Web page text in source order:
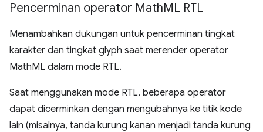
Pencerminan operator MathML RTL
Menambahkan dukungan untuk pencerminan tingkat
karakter dan tingkat glyph saat merender operator
MathML dalam mode RTL.
Saat menggunakan mode RTL, beberapa operator
dapat dicerminkan dengan mengubahnya ke titik kode
lain (misalnya, tanda kurung kanan menjadi tanda kurung